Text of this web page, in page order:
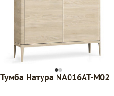
Тумба Натура NA016AT-M02